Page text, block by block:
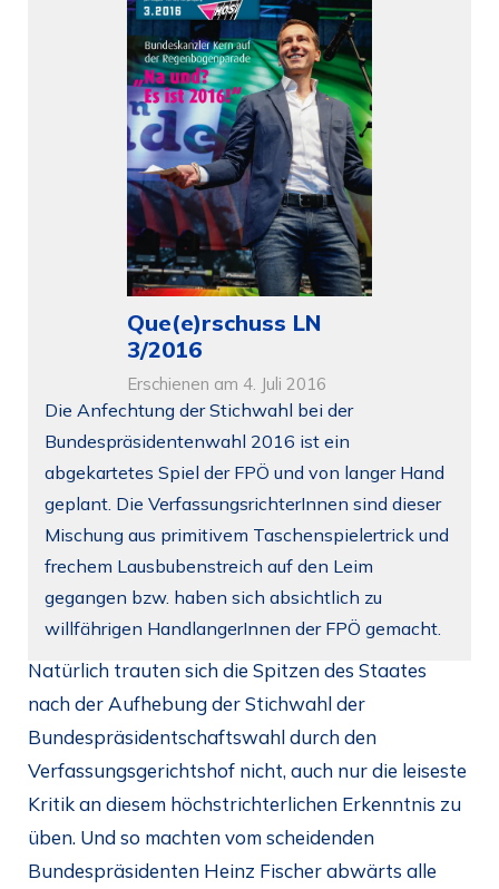
Natürlich trauten sich die Spitzen des Staates
nach der Aufhebung der Stichwahl der
Bundespräsidentschaftswahl durch den
Verfassungsgerichtshof nicht, auch nur die leiseste
Kritik an diesem höchstrichterlichen Erkenntnis zu
üben. Und so machten vom scheidenden
Bundespräsidenten Heinz Fischer abwärts alle
Que(e)rschuss LN
3/2016
Erschienen am 4. Juli 2016
Die Anfechtung der Stichwahl bei der
Bundespräsidentenwahl 2016 ist ein
abgekartetes Spiel der FPÖ und von langer Hand
geplant. Die VerfassungsrichterInnen sind dieser
Mischung aus primitivem Taschenspielertrick und
frechem Lausbubenstreich auf den Leim
gegangen bzw. haben sich absichtlich zu
willfährigen HandlangerInnen der FPÖ gemacht.